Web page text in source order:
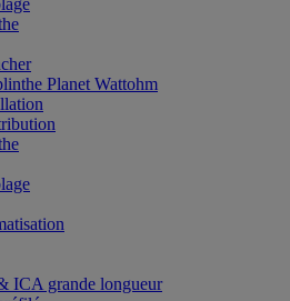
Planet Wattohm
ICA grande longueur